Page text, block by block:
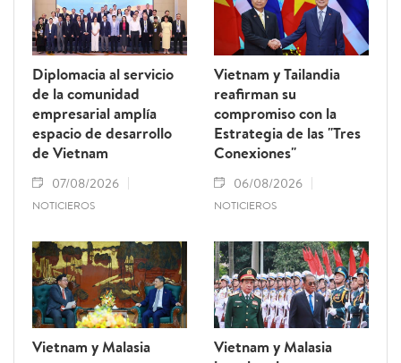
Diplomacia al servicio
de la comunidad
empresarial amplía
espacio de desarrollo
de Vietnam
07/08/2026
NOTICIEROS
Vietnam y Tailandia
reafirman su
compromiso con la
Estrategia de las "Tres
Conexiones"
06/08/2026
NOTICIEROS
Vietnam y Malasia
Vietnam y Malasia